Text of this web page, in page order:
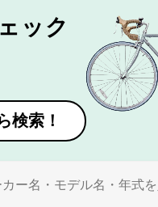
ック
検索！